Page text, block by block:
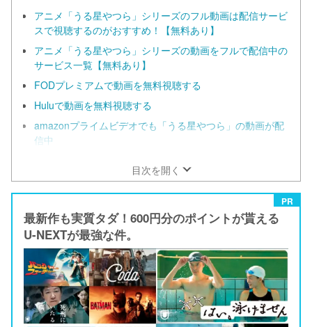
アニメ「うる星やつら」シリーズのフル動画は配信サービ
スで視聴するのがおすすめ！【無料あり】
アニメ「うる星やつら」シリーズの動画をフルで配信中の
サービス一覧【無料あり】
FODプレミアムで動画を無料視聴する
Huluで動画を無料視聴する
amazonプライムビデオでも「うる星やつら」の動画が配
信中
目次を開く
PR
最新作も実質タダ！600円分のポイントが貰える
U-NEXTが最強な件。